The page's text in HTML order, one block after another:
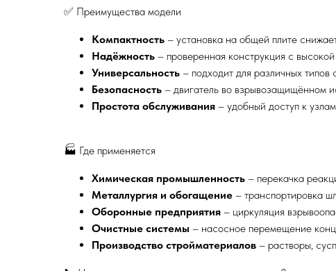
✅ Преимущества модели
Компактность – установка на общей плите
Надёжность – проверенная конструкция с
Универсальность – подходит для различных типов
Безопасность – двигатель во взрывозащищённом
Простота обслуживания – удобный доступ к
🏭 Где применяется
Химическая промышленность – перекачка
Металлургия и обогащение – транспортировка
Оборонные предприятия – циркуляция
Очистные системы – насосное перемещение
Производство стройматериалов – растворы,